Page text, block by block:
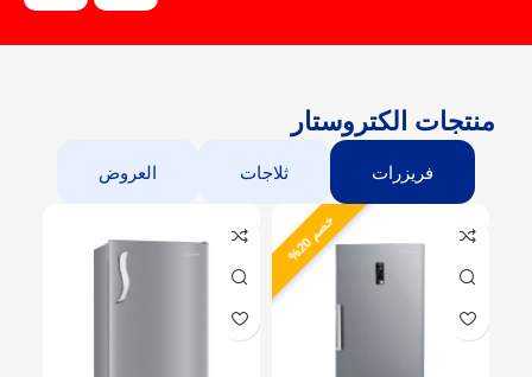
منتجات الكتروستار
فريزرات ثلاجات العروض
خ
ص
م
2
0%